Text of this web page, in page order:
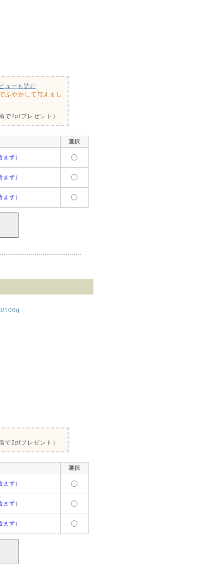
ューも読む
ふやかして与えまし
で2ptプレゼント）
選択
ず）
ず）
ず）
100g
で2ptプレゼント）
選択
ず）
ず）
ず）